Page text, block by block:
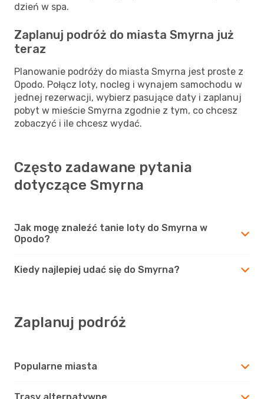
dzień w spa.
Zaplanuj podróż do miasta Smyrna już
teraz
Planowanie podróży do miasta Smyrna jest proste z
Opodo. Połącz loty, nocleg i wynajem samochodu w
jednej rezerwacji, wybierz pasujące daty i zaplanuj
pobyt w mieście Smyrna zgodnie z tym, co chcesz
zobaczyć i ile chcesz wydać.
Często zadawane pytania
dotyczące Smyrna
Jak mogę znaleźć tanie loty do Smyrna w
Opodo?
Kiedy najlepiej udać się do Smyrna?
Zaplanuj podróż
Popularne miasta